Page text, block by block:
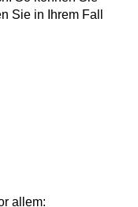
Sie in Ihrem Fall
allem: